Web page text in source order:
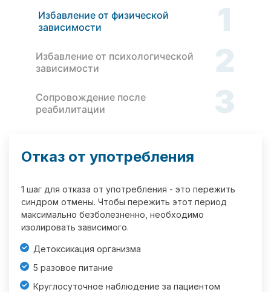
Избавление от физической
зависимости
1
Избавление от психологической
зависимости
2
Сопровождение после
реабилитации
3
Отказ от употребления
1 шаг для отказа от употребления - это пережить
синдром отмены. Чтобы пережить этот период
максимально безболезненно, необходимо
изолировать зависимого.
Детоксикация организма
5 разовое питание
Круглосуточное наблюдение за пациентом